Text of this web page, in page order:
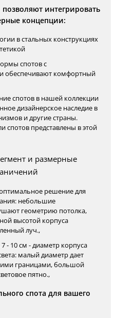
интегрировать
концепции:
в стальных конструкциях
спотов с
обеспечивают комфортный
спотов в нашей коллекции
дизайнерское наследие в
и другие страны.
представлены в этой
и размерные
решение для
небольшие
геометрию потолка,
высотой корпуса
луч.,
7 - 10 см - диаметр корпуса
малый диаметр дает
границами, большой
пятно.,
спота для вашего